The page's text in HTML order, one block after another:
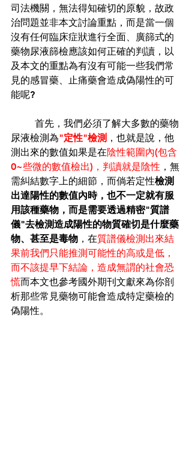
司法機關，無法得知確切的原貌，故政
治問題並非本文討論重點，而是當一個
沒有任何臨床症狀進行全面、廣篩式的
藥物尿液篩檢應該如何正確的判讀，以
及本文的重點為有沒有可能一些我們常
見的感冒藥、止痛藥會造成偽陽性的可
能呢?
尿液檢測為"定性"檢測 ，也就是說，他
測出來的數值如果是在陰性範圍內(包含
0~些微的數值檢出)，判讀就是陰性 ，無
需糾結數字上的細節，而倘若定性檢測
出達陽性的數值內時，也不一定就有服
用該種藥物，而是需要透過精密"質譜
儀"去檢測造成陽性的物質確切是什麼藥
物、甚至是毒物 ，在質譜儀檢測出來結
果前我們只能推測可能性的高或是低，
而不該提早下結論，造成無謂的社會恐
慌而本文也參考國外期刊文獻來為你剖
析那些常見藥物可能會造成特定藥檢的
偽陽性。